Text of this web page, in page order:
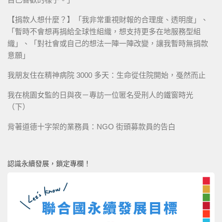
【捐款人想什麼？】「我非常重視財報的合理度、透明度」、
「暫時不會想再捐給全球性組織，想支持更多在地服務型組
織」、「對社會或自己的想法一陣一陣改變，讓我暫時無捐款
意願」
我朋友住在精神病院 3000 多天：生命從住院開始，戞然而止
我在桃園女監的日與夜－專訪一位匿名受刑人的鐵窗時光
（下）
背著道德十字架的業務員：NGO 街頭募款員的告白
認識永續發展，鎖定專欄！